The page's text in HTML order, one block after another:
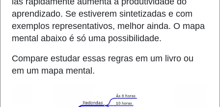
aprendizado. Se estiverem sintetizadas e com
exemplos representativos, melhor ainda. O mapa
mental abaixo é só uma possibilidade.
Compare estudar essas regras em um livro ou
em um mapa mental.